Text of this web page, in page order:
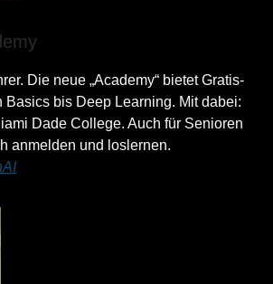
Die neue „Academy“ bietet Gratis-
Basics bis Deep Learning. Mit dabei:
Dade College. Auch für Senioren
anmelden und loslernen.